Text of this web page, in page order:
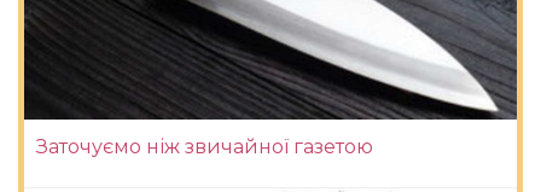
Заточуємо ніж звичайної газетою